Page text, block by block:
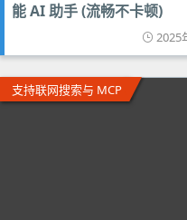
能 AI 助手 (流畅不卡顿)
2025
支持联网搜索与 MCP